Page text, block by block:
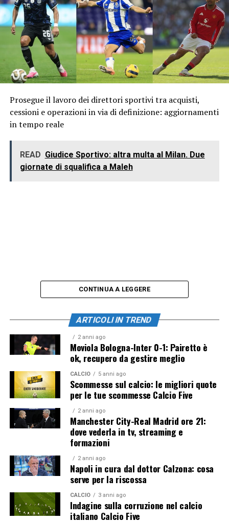
Prosegue il lavoro dei direttori sportivi tra acquisti,
cessioni e operazioni in via di definizione: aggiornamenti
in tempo reale
READ Giudice Sportivo: altra multa al Milan. Due
giornate di squalifica a Maleh
CONTINUA A LEGGERE
ARTICOLI IN TREND
2 anni ago
Moviola Bologna-Inter 0-1: Pairetto è
ok, recupero da gestire meglio
CALCIO 5 anni ago
Scommesse sul calcio: le migliori quote
per le tue scommesse Calcio Five
2 anni ago
Manchester City-Real Madrid ore 21:
dove vederla in tv, streaming e
formazioni
2 anni ago
Napoli in cura dal dottor Calzona: cosa
serve per la riscossa
CALCIO 3 anni ago
Indagine sulla corruzione nel calcio
italiano Calcio Five